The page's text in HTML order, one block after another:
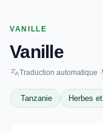
VANILLE
Vanille
Traduction automatique ·
Tanzanie Herbes